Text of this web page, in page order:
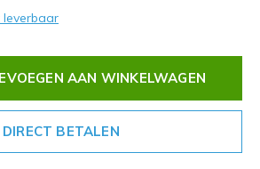
leverbaar
AAN WINKELWAGEN
DIRECT BETALEN